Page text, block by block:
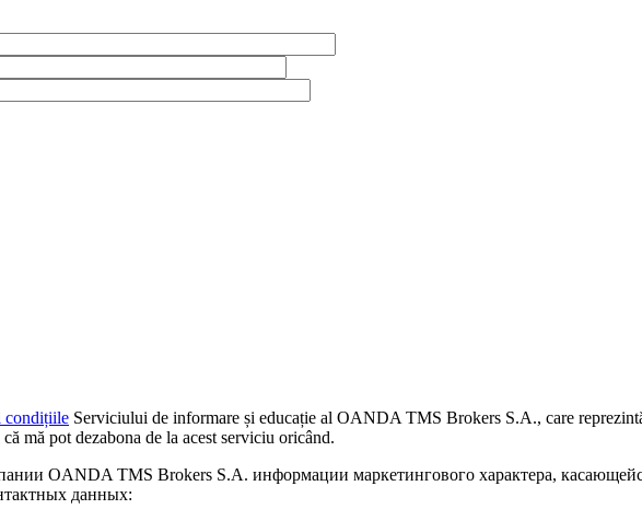
condițiile Serviciului de informare și educație al OANDA TMS Brokers S.A., care
mă pot dezabona de la acest serviciu oricând.
OANDA TMS Brokers S.A. информации маркетингового характера,
данных: